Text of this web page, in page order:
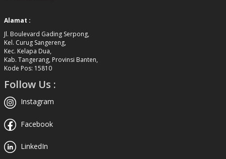
Alamat :
Jl. Boulevard Gading Serpong,
Kel. Curug Sangereng,
Kec. Kelapa Dua,
Kab. Tangerang, Provinsi Banten,
Kode Pos: 15810
Follow Us :
Instagram
Facebook
LinkedIn